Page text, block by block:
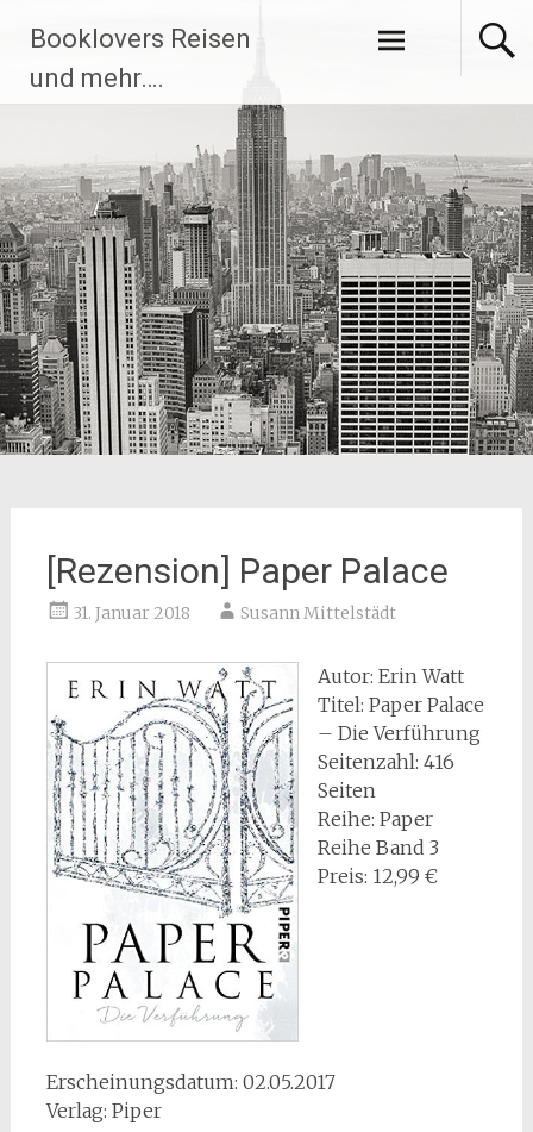
Inhalt
springen
Booklovers Reisen
und mehr….
[Rezension] Paper Palace
31. Januar 2018 Susann Mittelstädt
Autor: Erin Watt
Titel: Paper Palace
– Die Verführung
Seitenzahl: 416
Seiten
Reihe: Paper
Reihe Band 3
Preis: 12,99 €
Erscheinungsdatum: 02.05.2017
Verlag: Piper